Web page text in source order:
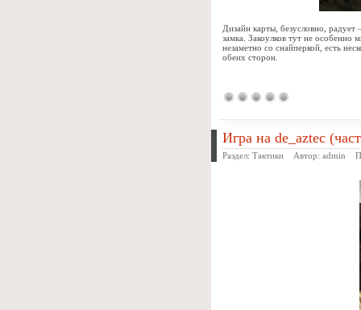
Дизайн карты, безусловно,
замка. Закоулков тут не особенно
незаметно со снайперкой, есть
обеих сторон.
Игра на de_aztec
Раздел: Тактики Автор: admin